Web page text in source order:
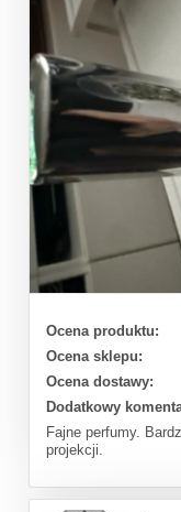
Ocena produktu:
Ocena sklepu:
Ocena dostawy:
Dodatkowy
Fajne perfumy.
projekcji.